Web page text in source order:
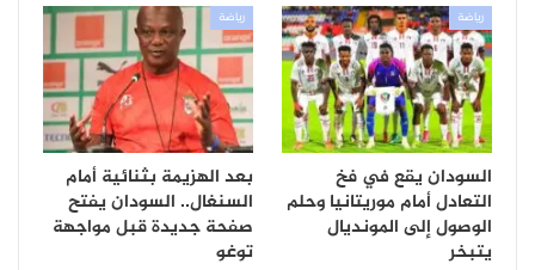
رياضة
السودان يقع في فخ
التعادل أمام موريتانيا وحلم
الوصول إلى المونديال
يتبخر
رياضة
بعد الهزيمة بثنائية أمام
السنغال.. السودان يفتح
صفحة جديدة قبل مواجهة
توغو